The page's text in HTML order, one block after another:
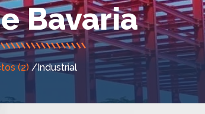
Bavaria
(2) /Industrial